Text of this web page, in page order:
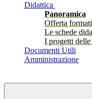
Didattica
Panoramica
Offerta
Le schede
I progetti delle
Documenti Utili
Amministrazione